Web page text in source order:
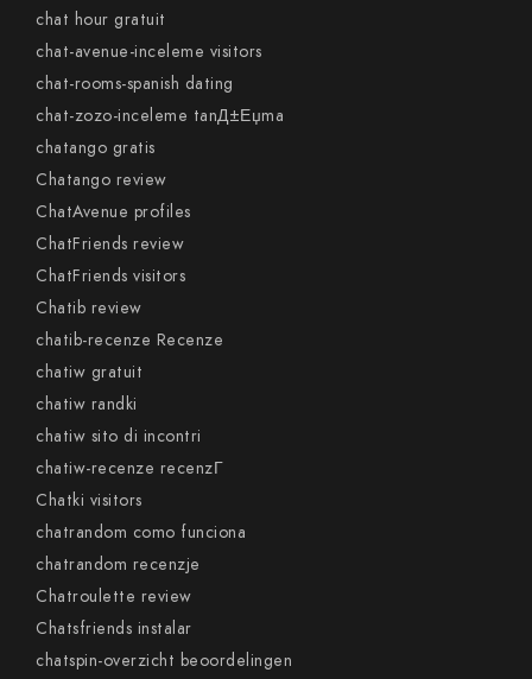
chat hour gratuit
chat-avenue-inceleme visitors
chat-rooms-spanish dating
chat-zozo-inceleme tanД±Еџma
chatango gratis
Chatango review
ChatAvenue profiles
ChatFriends review
ChatFriends visitors
Chatib review
chatib-recenze Recenze
chatiw gratuit
chatiw randki
chatiw sito di incontri
chatiw-recenze recenzГ­
Chatki visitors
chatrandom como funciona
chatrandom recenzje
Chatroulette review
Chatsfriends instalar
chatspin-overzicht beoordelingen